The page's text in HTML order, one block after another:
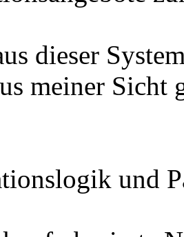
dieser
meiner Sicht
und